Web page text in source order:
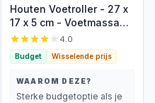
Houten Voetroller - 27 x
17 x 5 cm - Voetmassage
Roller Apparaat - Voet
Massage Roller
4.0
Budget Wisselende prijs
WAAROM DEZE?
Sterke budgetoptie als je